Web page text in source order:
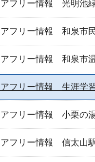
フリー情報 光明池
フリー情報 和泉市
フリー情報 和泉市
フリー情報 生涯学
フリー情報 小栗の
フリー情報 信太山